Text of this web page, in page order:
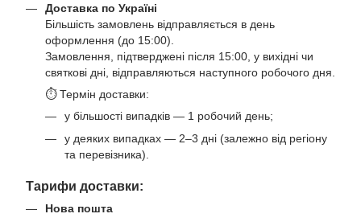
Доставка по Україні
Більшість замовлень відправляється в день
оформлення (до 15:00).
Замовлення, підтверджені після 15:00, у вихідні чи
святкові дні, відправляються наступного робочого дня.
⏱ Термін доставки:
у більшості випадків — 1 робочий день;
у деяких випадках — 2–3 дні (залежно від регіону
та перевізника).
Тарифи доставки:
Нова пошта